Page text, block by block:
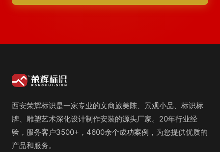
西安荣辉标识是一家专业的文商旅美陈、景观小品、标识标
牌、雕塑艺术深化设计制作安装的源头厂家。20年行业经
验，服务客户3500+，4600余个成功案例，为您提供优质的
产品和服务。